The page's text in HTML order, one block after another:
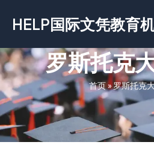
容
HELP国际文凭教育
罗斯托克
首页»罗斯托克